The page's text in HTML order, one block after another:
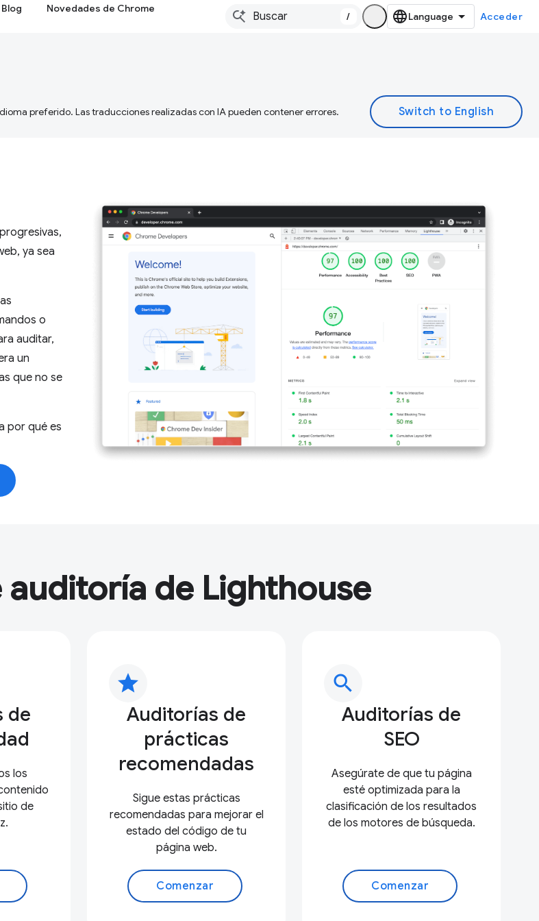
Blog Novedades de Chrome
/ Acceder
preferido. Las traducciones realizadas con IA pueden contener errores.
ya sea
o
auditar,
un
que no se
por qué es
de Lighthouse
de
los
de
star
Auditorías de
prácticas
recomendadas
Sigue estas prácticas
recomendadas para mejorar el
estado del código de tu
página web.
Comenzar
search
Auditorías de
SEO
Asegúrate de que tu página
esté optimizada para la
clasificación de los resultados
de los motores de búsqueda.
Comenzar